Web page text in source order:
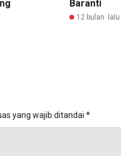
Baranti
12 bulan lalu
yang wajib ditandai *